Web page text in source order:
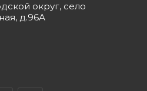
округ, село
д.96А